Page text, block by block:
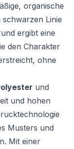
organische
Linie
ergibt eine
den Charakter
ohne
und
und hohen
Musters und
Mit einer